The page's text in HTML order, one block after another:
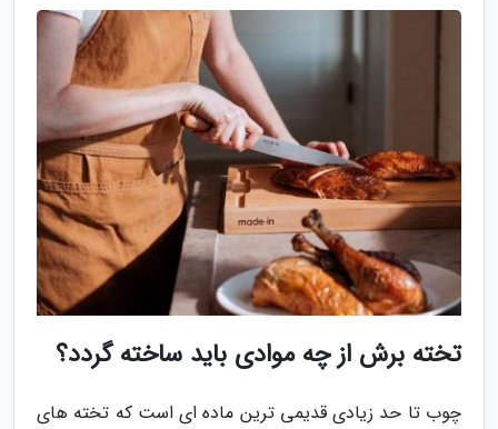
تخته برش از چه موادی باید ساخته گردد؟
چوب تا حد زیادی قدیمی ترین ماده ای است که تخته های